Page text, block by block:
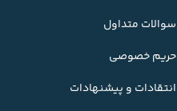
سوالات متداول
حریم خصوصی
انتقادات و پیشنهادات